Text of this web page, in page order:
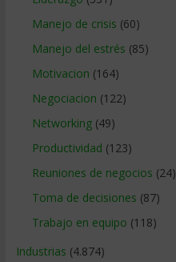
Manejo de crisis (60)
Manejo del estrés (85)
Motivacion (164)
Negociacion (122)
Networking(49)
Productividad (123)
Reuniones de negocios (24)
Toma de decisiones (87)
Trabajo en equipo (118)
Industrias (4.874)